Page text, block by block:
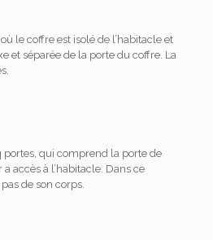
le coffre est isolé de l’habitacle et
et séparée de la porte du coffre. La
portes, qui comprend la porte de
accès à l’habitacle. Dans ce
de son corps.